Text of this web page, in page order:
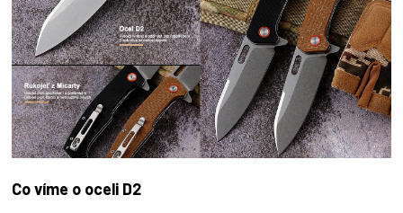
Co víme o oceli D2